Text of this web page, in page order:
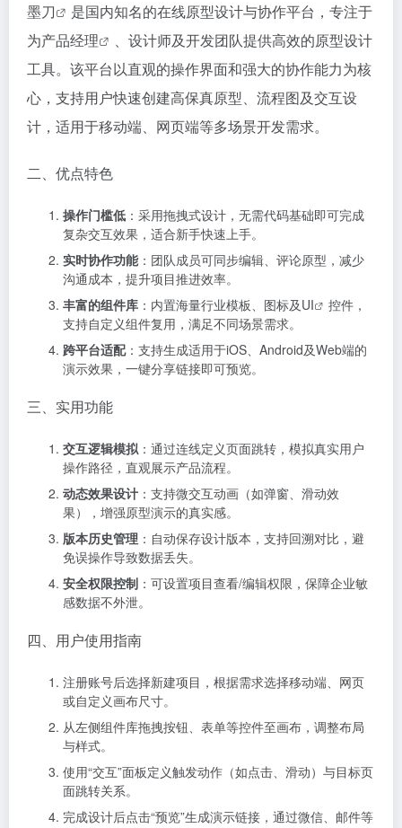
墨刀
是国内知名的在线原型设计与协作平台，专注于
为产品经理
、设计师及开发团队提供高效的原型设计
工具。该平台以直观的操作界面和强大的协作能力为核
心，支持用户快速创建高保真原型、流程图及交互设
计，适用于移动端、网页端等多场景开发需求。
二、优点特色
操作门槛低 ：采用拖拽式设计，无需代码基础即可完成
复杂交互效果，适合新手快速上手。
实时协作功能：团队成员可同步编辑、评论原型，减少
沟通成本，提升项目推进效率。
丰富的组件库 ：内置海量行业模板、图标及UI
控件，
支持自定义组件复用，满足不同场景需求。
跨平台适配：支持生成适用于iOS、Android及Web端的
演示效果，一键分享链接即可预览。
三、实用功能
交互逻辑模拟 ：通过连线定义页面跳转，模拟真实用户
操作路径，直观展示产品流程。
动态效果设计 ：支持微交互动画（如弹窗、滑动效
果），增强原型演示的真实感。
版本历史管理 ：自动保存设计版本，支持回溯对比，避
免误操作导致数据丢失。
安全权限控制 ：可设置项目查看/编辑权限，保障企业敏
感数据不外泄。
四、用户使用指南
注册账号后选择新建项目，根据需求选择移动端、网页
或自定义画布尺寸。
从左侧组件库拖拽按钮、表单等控件至画布，调整布局
与样式。
使用“交互”面板定义触发动作（如点击、滑动）与目标页
面跳转关系。
完成设计后点击“预览”生成演示链接，通过微信、邮件等